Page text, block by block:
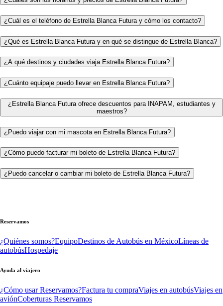
¿Cuál es el teléfono de Estrella Blanca Futura y cómo los contacto?
¿Qué es Estrella Blanca Futura y en qué se distingue de Estrella Blanca?
¿A qué destinos y ciudades viaja Estrella Blanca Futura?
¿Cuánto equipaje puedo llevar en Estrella Blanca Futura?
¿Estrella Blanca Futura ofrece descuentos para INAPAM, estudiantes y
maestros?
¿Puedo viajar con mi mascota en Estrella Blanca Futura?
¿Cómo puedo facturar mi boleto de Estrella Blanca Futura?
¿Puedo cancelar o cambiar mi boleto de Estrella Blanca Futura?
Reservamos
¿Quiénes somos?EquipoDestinos de Autobús en MéxicoLíneas de
autobúsHospedaje
Ayuda al viajero
¿Cómo usar Reservamos?Factura tu compraViajes en autobúsViajes en
aviónCoberturas Reservamos